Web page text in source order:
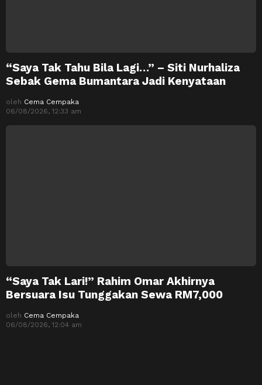
“Saya Tak Tahu Bila Lagi…” – Siti Nurhaliza
Sebak Gema Bumantara Jadi Kenyataan
oleh Cema Cempaka
06/08/2026, 12:33 am
“Saya Tak Lari!” Rahim Omar Akhirnya
Bersuara Isu Tunggakan Sewa RM7,000
oleh Cema Cempaka
06/08/2026, 12:04 am